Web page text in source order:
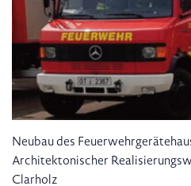
Neubau des
Architektonischer
Clarholz